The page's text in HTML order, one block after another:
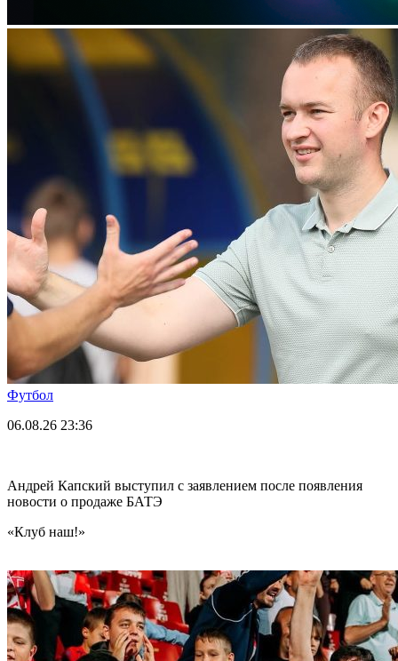
Футбол
06.08.26 23:36
Андрей Капский выступил с заявлением после появления
новости о продаже БАТЭ
«Клуб наш!»